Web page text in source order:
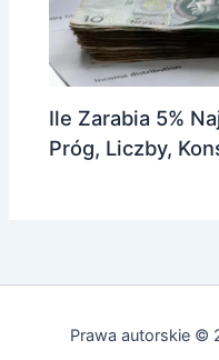
Ile Zarabia 5%
Próg, Liczby,
Prawa autorskie ©